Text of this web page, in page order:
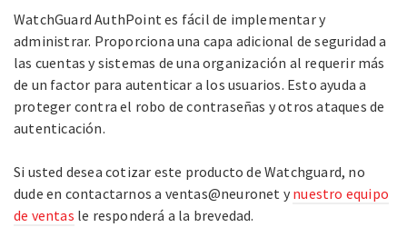
WatchGuard AuthPoint es fácil de implementar y
administrar. Proporciona una capa adicional de seguridad a
las cuentas y sistemas de una organización al requerir más
de un factor para autenticar a los usuarios. Esto ayuda a
proteger contra el robo de contraseñas y otros ataques de
autenticación.
Si usted desea cotizar este producto de Watchguard, no
dude en contactarnos a ventas@neuronet y nuestro equipo
de ventas le responderá a la brevedad.